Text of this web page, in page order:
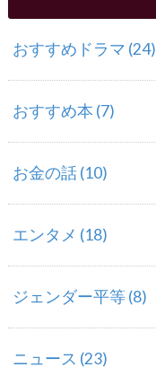
おすすめドラマ (24)
おすすめ本 (7)
お金の話(10)
エンタメ (18)
ジェンダー平等(8)
ニュース (23)